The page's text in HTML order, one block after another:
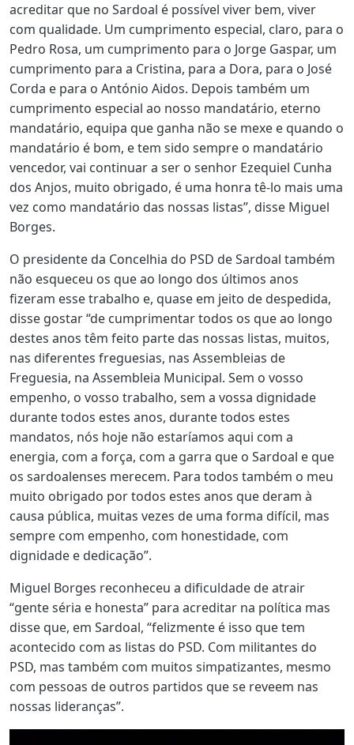
acreditar que no Sardoal é possível viver bem, viver
com qualidade. Um cumprimento especial, claro, para o
Pedro Rosa, um cumprimento para o Jorge Gaspar, um
cumprimento para a Cristina, para a Dora, para o José
Corda e para o António Aidos. Depois também um
cumprimento especial ao nosso mandatário, eterno
mandatário, equipa que ganha não se mexe e quando o
mandatário é bom, e tem sido sempre o mandatário
vencedor, vai continuar a ser o senhor Ezequiel Cunha
dos Anjos, muito obrigado, é uma honra tê-lo mais uma
vez como mandatário das nossas listas”, disse Miguel
Borges.
O presidente da Concelhia do PSD de Sardoal também
não esqueceu os que ao longo dos últimos anos
fizeram esse trabalho e, quase em jeito de despedida,
disse gostar “de cumprimentar todos os que ao longo
destes anos têm feito parte das nossas listas, muitos,
nas diferentes freguesias, nas Assembleias de
Freguesia, na Assembleia Municipal. Sem o vosso
empenho, o vosso trabalho, sem a vossa dignidade
durante todos estes anos, durante todos estes
mandatos, nós hoje não estaríamos aqui com a
energia, com a força, com a garra que o Sardoal e que
os sardoalenses merecem. Para todos também o meu
muito obrigado por todos estes anos que deram à
causa pública, muitas vezes de uma forma difícil, mas
sempre com empenho, com honestidade, com
dignidade e dedicação”.
Miguel Borges reconheceu a dificuldade de atrair
“gente séria e honesta” para acreditar na política mas
disse que, em Sardoal, “felizmente é isso que tem
acontecido com as listas do PSD. Com militantes do
PSD, mas também com muitos simpatizantes, mesmo
com pessoas de outros partidos que se reveem nas
nossas lideranças”.